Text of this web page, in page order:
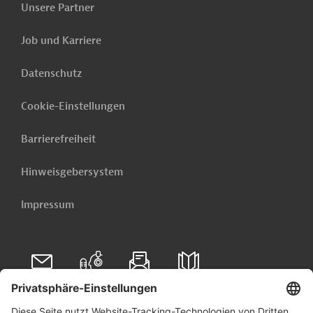
Unsere Partner
Job und Karriere
Datenschutz
Cookie-Einstellungen
Barrierefreiheit
Hinweisgebersystem
Impressum